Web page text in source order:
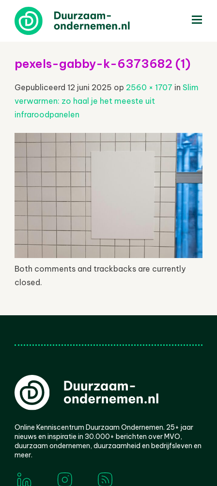
pexels-gabby-k-6373682 (1)
Gepubliceerd 12 juni 2025 op 2560 × 1707 in Slim
verwarmen: zo haal je het meeste uit
infraroodpanelen
Both comments and trackbacks are currently
closed.
Online Kenniscentrum Duurzaam Ondernemen. 25+ jaar
nieuws en inspiratie in 30.000+ berichten over MVO,
duurzaam ondernemen, duurzaamheid en bedrijfsleven en
meer.